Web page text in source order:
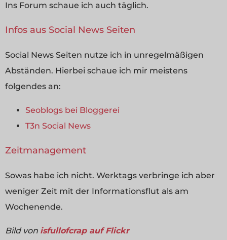
Ins Forum schaue ich auch täglich.
Infos aus Social News Seiten
Social News Seiten nutze ich in unregelmäßigen
Abständen. Hierbei schaue ich mir meistens
folgendes an:
Seoblogs bei Bloggerei
T3n Social News
Zeitmanagement
Sowas habe ich nicht. Werktags verbringe ich aber
weniger Zeit mit der Informationsflut als am
Wochenende.
Bild von isfullofcrap auf Flickr